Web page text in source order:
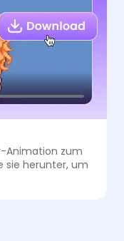
Animation zum
sie herunter, um